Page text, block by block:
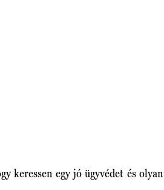
keressen egy jó ügyvédet és olyan